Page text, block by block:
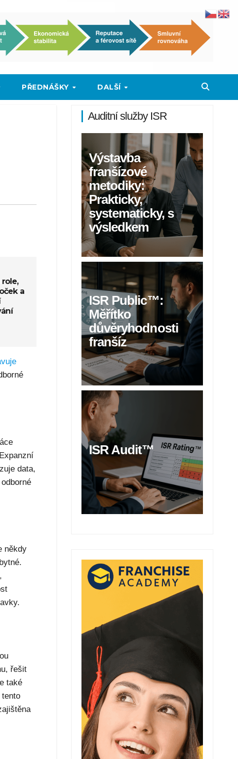
PŘEDNÁŠKY DALŠÍ
a
data,
někdy
řešit
také
Auditní služby ISR
Výstavba
franšízové
metodiky:
Prakticky,
systematicky, s
výsledkem
ISR Public™:
Měřítko
důvěryhodnosti
franšíz
ISR Audit™